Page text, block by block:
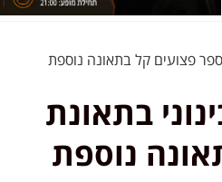
מספר פצועים קל בתאונה נוספת
50 נפצע בינוני בתאונת
נוספת